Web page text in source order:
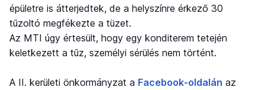
épületre is átterjedtek, de a helyszínre érkező 30
tűzoltó megfékezte a tüzet.
Az MTI úgy értesült, hogy egy konditerem tetején
keletkezett a tűz, személyi sérülés nem történt.
A II. kerületi önkormányzat a Facebook-oldalán az